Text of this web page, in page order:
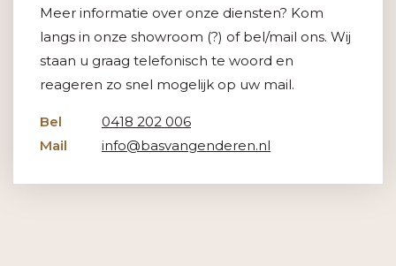
Meer informatie over onze diensten? Kom
langs in onze showroom (?) of bel/mail ons. Wij
staan u graag telefonisch te woord en
reageren zo snel mogelijk op uw mail.
Bel
0418 202 006
Mail
info@basvangenderen.nl